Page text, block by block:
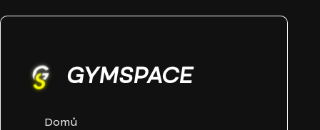
GYMSPACE
Domů